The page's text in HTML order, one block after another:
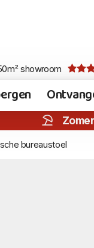
showroom
bureaustoel